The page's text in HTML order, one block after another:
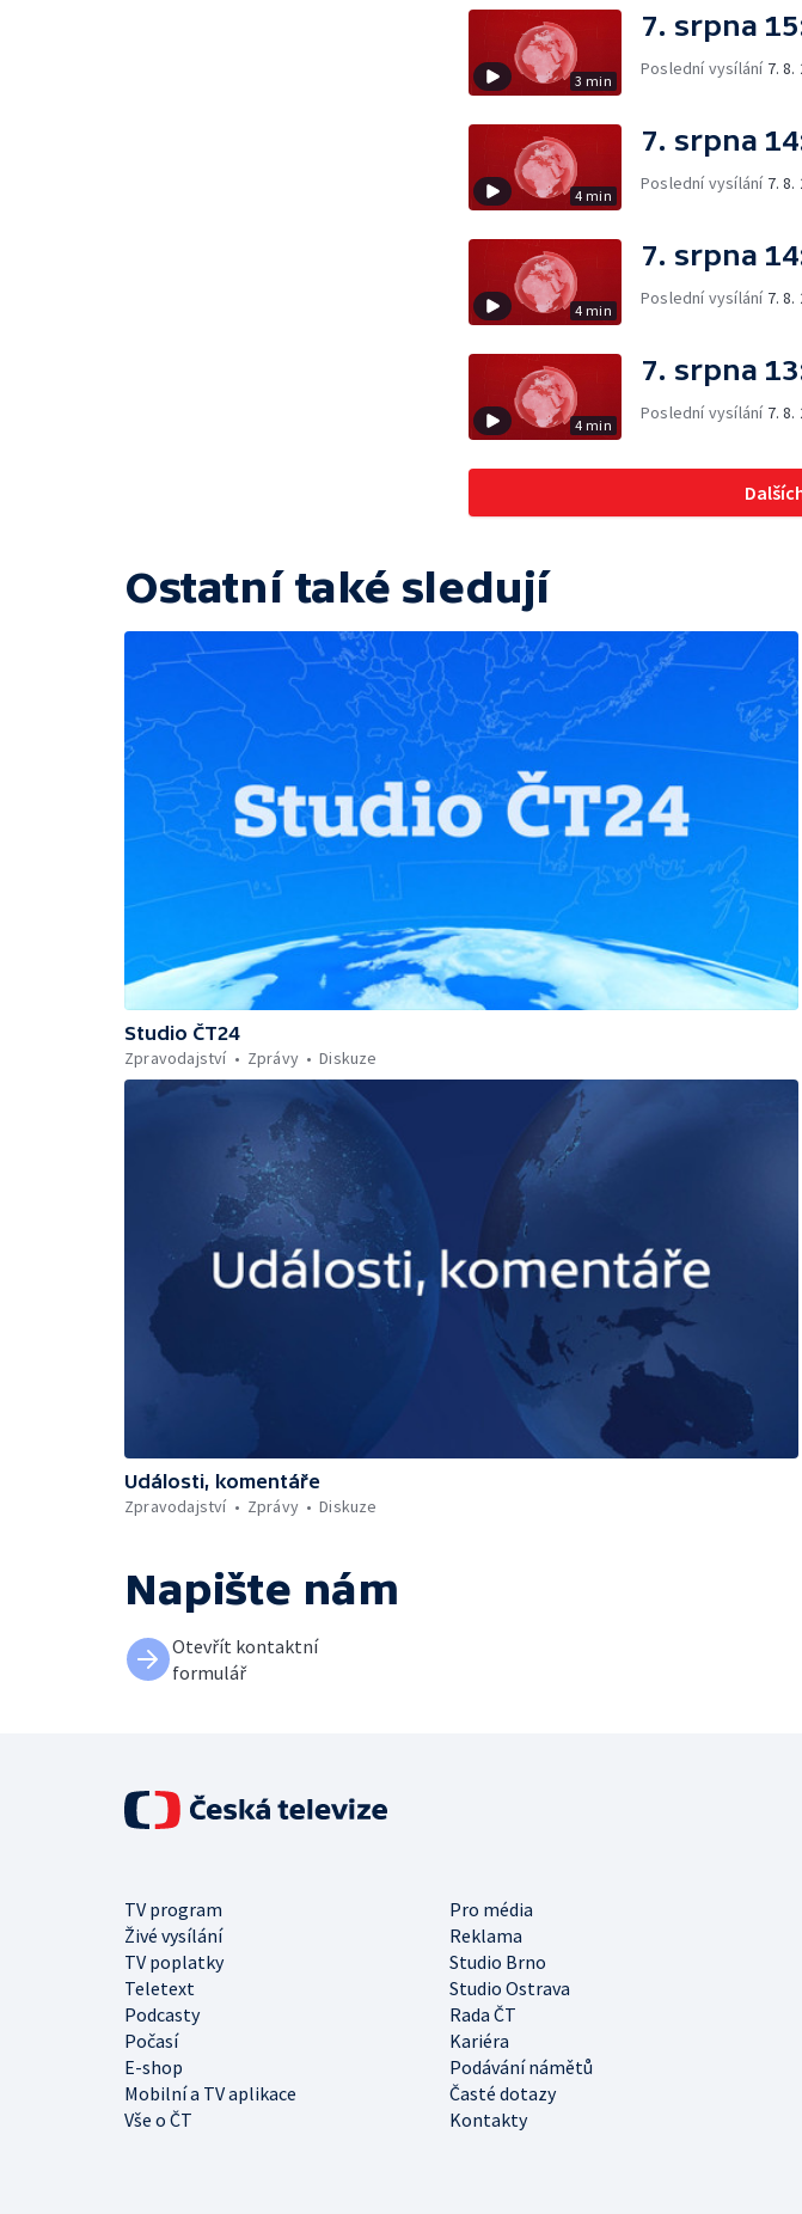
3 min
7. srpna
Poslední vysílání 7. 8.
4 min
7. srpna
Poslední vysílání 7. 8.
4 min
7. srpna
Poslední vysílání 7. 8.
4 min
7. srpna
Poslední vysílání 7. 8.
Ostatní také sledují
Studio ČT24
Zpravodajství
Zprávy Diskuze
Události, komentáře
Zpravodajství
Zprávy Diskuze
Napište nám
Otevřít kontaktní
formulář
TV program
Pro média
Živé vysílání
Reklama
TV poplatky
Studio Brno
Teletext
Studio Ostrava
Podcasty
Rada ČT
Počasí
Kariéra
E-shop
Podávání námětů
Mobilní a TV aplikace
Časté dotazy
Vše o ČT
Kontakty